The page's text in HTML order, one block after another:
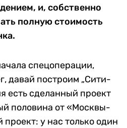
и, собственно
полную стоимость
спецоперации,
давай построим „Сити-
есть сделанный проект
половина от «Москвы-
у нас только один